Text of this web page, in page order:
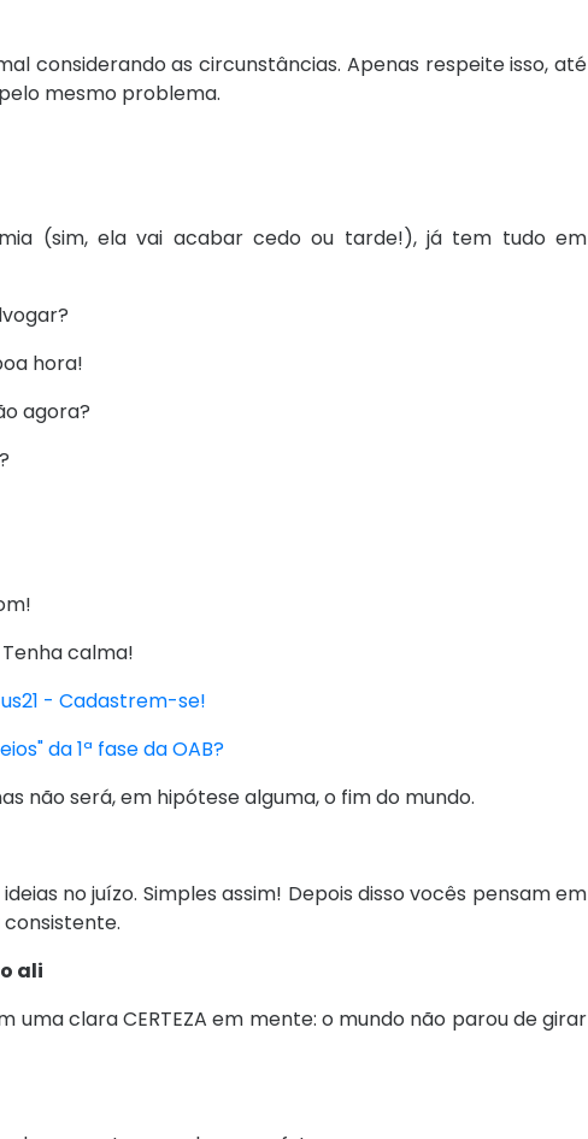
considerando as circunstâncias. Apenas respeite isso, até
mesmo problema.
(sim, ela vai acabar cedo ou tarde!), já tem tudo em
hora!
agora?
calma!
- Cadastrem-se!
da 1ª fase da OAB?
não será, em hipótese alguma, o fim do mundo.
no juízo. Simples assim! Depois disso vocês pensam em
ali
uma clara CERTEZA em mente: o mundo não parou de girar